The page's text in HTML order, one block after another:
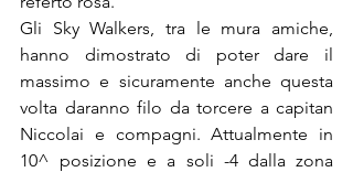
Gli Sky Walkers, tra le mura amiche,
hanno dimostrato di poter dare il
massimo e sicuramente anche questa
volta daranno filo da torcere a capitan
Niccolai e compagni. Attualmente in
10^ posizione e a soli -4 dalla zona